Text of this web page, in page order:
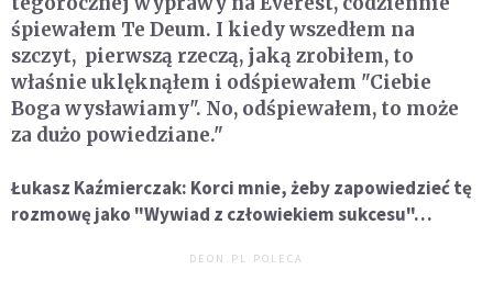
śpiewałem Te Deum. I kiedy wszedłem na
szczyt, pierwszą rzeczą, jaką zrobiłem, to
właśnie uklęknąłem i odśpiewałem "Ciebie
Boga wysławiamy". No, odśpiewałem, to może
za dużo powiedziane."
Łukasz Kaźmierczak: Korci mnie, żeby zapowiedzieć tę
rozmowę jako "Wywiad z człowiekiem sukcesu"…
DEON.PL POLECA